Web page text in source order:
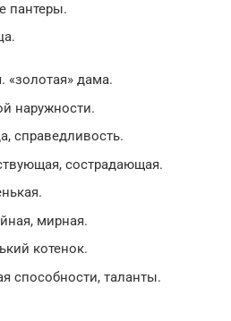
пантеры.
«золотая» дама.
наружности.
справедливость.
сострадающая.
мирная.
котенок.
способности, таланты.